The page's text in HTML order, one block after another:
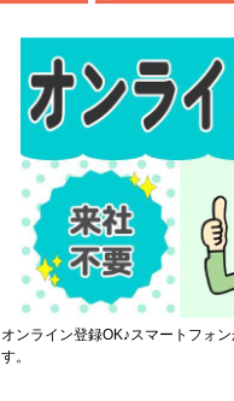
オンライン登録OK♪スマートフォ
す。